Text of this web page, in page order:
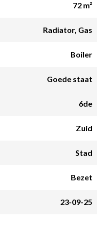
72 m²
Radiator, Gas
Boiler
Goede staat
6de
Zuid
Stad
Bezet
23-09-25